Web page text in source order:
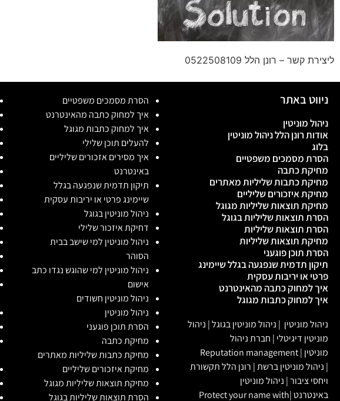
ליצירת קשר – רונן הלל 0522508109
ניווט באתר
ניהול מוניטין
אודות רונן הלל ניהול מוניטין
בלוג
הסרת מסמכים משפטיים
מחיקת כתבה
מחיקת כתבות שליליות מאתרים
מחיקת איזכורים שליליים
מחיקת תוצאות שליליות מגוגל
הסרת תוצאות שליליות בגוגל
הסרת תוצאות שליליות
מחיקת תוצאות שליליות
הסרת תוכן פוגעני
תיקון תדמית שנפגעה בגלל שיימינג
פרטי או יריבות עסקית
איך למחוק כתבה מהאינטרנט
איך למחוק כתבות מגוגל
ניהול מוניטין | ניהול מוניטין בגוגל| ניהול
מוניטין דיגיטלי | חברת ניהול
מוניטין |
Reputation management
| ניהול מוניטין ברשת| רונן הלל תקשורת
ויחסי ציבור| ניהול מוניטין
באינטרנט|
Protect your name with
הסרת מסמכים משפטיים
איך למחוק כתבה מהאינטרנט
איך למחוק כתבות מגוגל
להעלים תוכן שלילי
איך מסירים אזכורים שליליים
באינטרנט
תיקון תדמית שנפגעה בגלל
שיימינג פרטי או יריבות עסקית
ניהול מוניטין בגוגל
דחיקת איזכור שלילי
ניהול מוניטין למי שישב בבית
הסוהר
ניהול מוניטין למי שהוגש נגדו כתב
אישום
ניהול מוניטין חשודים
ניהול מוניטין
הסרת תוכן פוגעני
מחיקת כתבה
מחיקת כתבות שליליות מאתרים
מחיקת איזכורים שליליים
מחיקת תוצאות שליליות מגוגל
הסרת תוצאות שליליות בגוגל